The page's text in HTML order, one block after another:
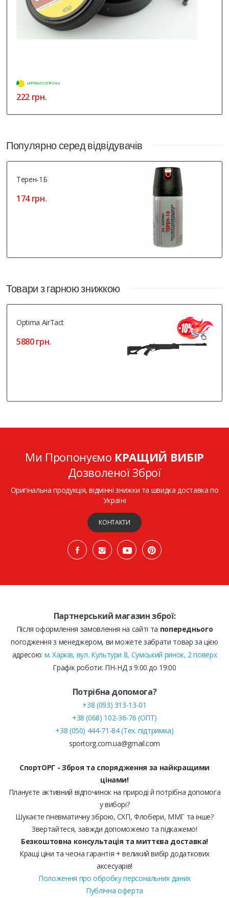
МИТТЄВА РОЗСТРОЧКА
222 грн.
Популярно серед відвідувачів
Терен-1Б
174 грн.
Товари з гарною знижкою
Optima AirTact
5880 грн.
Ми Пропонуємо КРАЩИЙ ВИБІР
Дозволеної Зброї
Оригінальна продукція, відмінні знижки та швидка доставка по
Україні
КОНТАКТИ
Партнерський магазин зброї:
Після оформлення замовлення на сайті та попереднього
погодження з менеджером, ви можете забрати товар за цією
адресою: м. Харків, вул. Культури 8, Сумський ринок, 2 поверх
Графік роботи: ПН-НД з 9:00 до 19:00
Потрібна допомога?
+38 (093) 313-13-01
+38 (068) 102-36-76 (ОПТ)
+38 (050) 444-71-84 (Тех. підтримка)
sportorg.com.ua@gmail.com
СпортОРГ - Зброя та спорядження за найкращими
цінами!
Плануєте активний відпочинок на природі й потрібна допомога
у виборі?
Шукаєте пневматичну зброю, СХП, Флобери, ММГ та інше?
Звертайтеся, завжди допоможемо та підкажемо!
Безкоштовна консультація та миттєва доставка!
Кращі ціни та чесна гарантія + великий вибір додаткових
аксесуарів!
Положення про обробку персональних даних
Публічна оферта